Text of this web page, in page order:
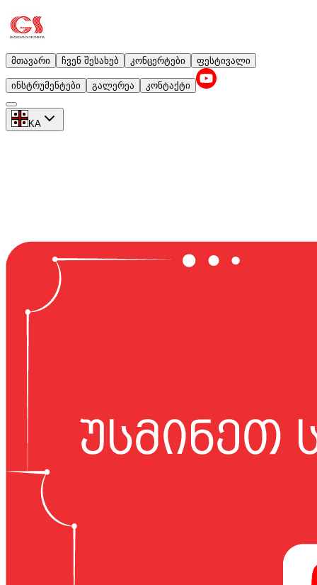
მთავარი ჩვენ შესახებ კონცერტები ფესტივალი
ინსტრუმენტები გალერეა კონტაქტი
KA